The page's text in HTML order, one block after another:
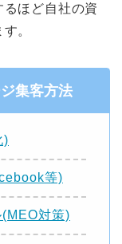
ほど自社の資
。
集客方法
)
等)
対策)